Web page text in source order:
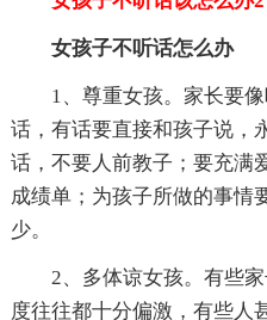
女孩子不听话怎么办
1、尊重女孩。家长要像
话，有话要直接和孩子说，
话，不要人前教子；要充满
成绩单；为孩子所做的事情
少。
2、多体谅女孩。有些家
度往往都十分偏激，有些人